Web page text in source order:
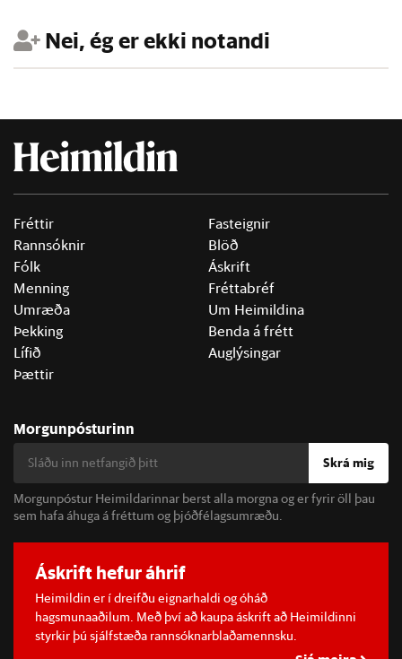
Nei, ég er ekki notandi
Fréttir
Rannsóknir
Fólk
Menning
Umræða
Þekking
Lífið
Þættir
Fasteignir
Blöð
Áskrift
Fréttabréf
Um Heimildina
Benda á frétt
Auglýsingar
Morgunpósturinn
Skrá mig
Morgunpóstur Heimildarinnar berst alla morgna og er fyrir öll þau
sem hafa áhuga á fréttum og þjóðfélagsumræðu.
Áskrift hefur áhrif
Heimildin er í dreifðu eignarhaldi og óháð
hagsmunaaðilum. Með því að kaupa áskrift að Heimildinni
styrkir þú sjálfstæða rannsóknarblaðamennsku.